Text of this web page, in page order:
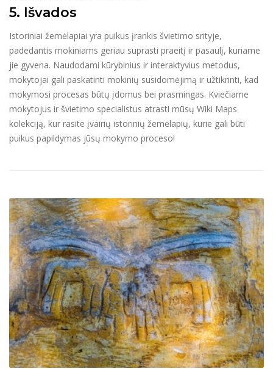
5. Išvados
Istoriniai žemėlapiai yra puikus įrankis švietimo srityje,
padedantis mokiniams geriau suprasti praeitį ir pasaulį, kuriame
jie gyvena. Naudodami kūrybinius ir interaktyvius metodus,
mokytojai gali paskatinti mokinių susidomėjimą ir užtikrinti, kad
mokymosi procesas būtų įdomus bei prasmingas. Kviečiame
mokytojus ir švietimo specialistus atrasti mūsų Wiki Maps
kolekciją, kur rasite įvairių istorinių žemėlapių, kurie gali būti
puikus papildymas jūsų mokymo proceso!